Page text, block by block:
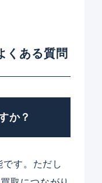
くある質問
か？
す。ただし